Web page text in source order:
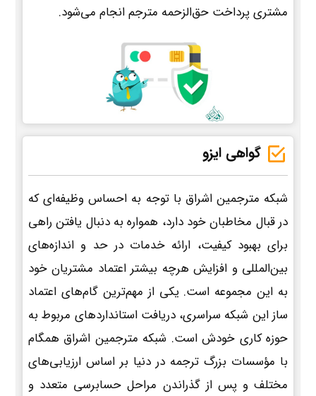
مشتری پرداخت حق‌الزحمه مترجم انجام می‌شود.
گواهی ایزو
شبکه مترجمین اشراق با توجه به احساس وظیفه‌ای که
در قبال مخاطبان خود دارد، همواره به دنبال یافتن راهی
برای بهبود کیفیت، ارائه خدمات در حد و اندازه‌های
بین‌المللی و افزایش هرچه بیشتر اعتماد مشتریان خود
به این مجموعه است. یکی از مهم‌ترین گام‌های اعتماد
ساز این شبکه سراسری، دریافت استانداردهای مربوط به
حوزه کاری خودش است. شبکه مترجمین اشراق همگام
با مؤسسات بزرگ ترجمه در دنیا بر اساس ارزیابی‌های
مختلف و پس از گذراندن مراحل حسابرسی متعدد و